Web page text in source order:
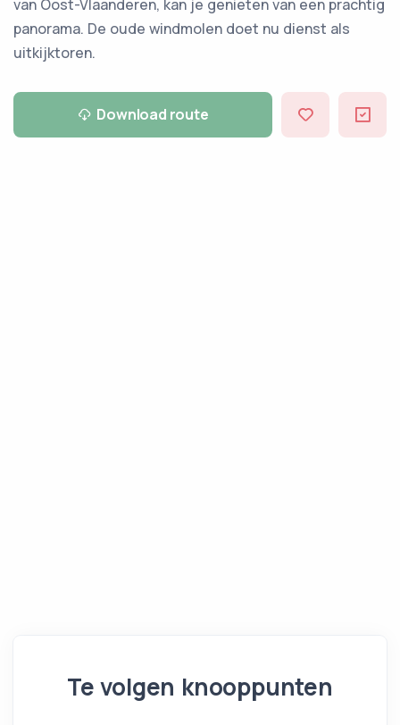
van Oost-Vlaanderen, kan je genieten van een prachtig
panorama. De oude windmolen doet nu dienst als
uitkijktoren.
Download route
Te volgen knooppunten